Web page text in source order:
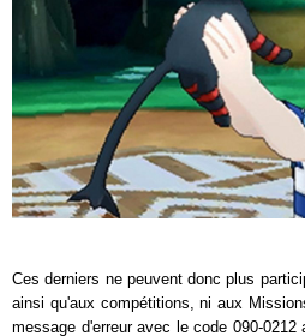
Ces derniers ne peuvent donc plus
ainsi qu'aux compétitions, ni aux
message d'erreur avec le code 090-